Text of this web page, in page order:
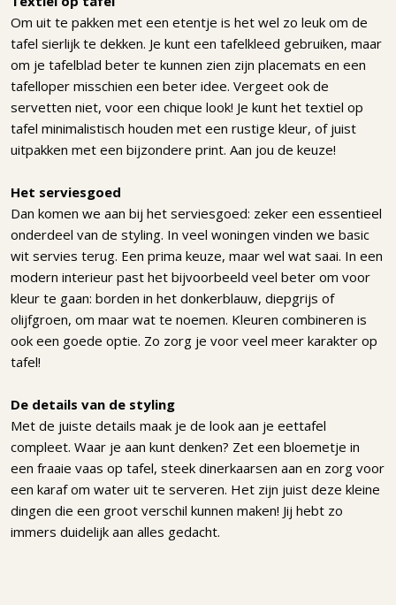
Om uit te pakken met een etentje is het wel zo leuk om de
tafel sierlijk te dekken. Je kunt een tafelkleed gebruiken, maar
om je tafelblad beter te kunnen zien zijn placemats en een
tafelloper misschien een beter idee. Vergeet ook de
servetten niet, voor een chique look! Je kunt het textiel op
tafel minimalistisch houden met een rustige kleur, of juist
uitpakken met een bijzondere print. Aan jou de keuze!
Het serviesgoed
Dan komen we aan bij het serviesgoed: zeker een essentieel
onderdeel van de styling. In veel woningen vinden we basic
wit servies terug. Een prima keuze, maar wel wat saai. In een
modern interieur past het bijvoorbeeld veel beter om voor
kleur te gaan: borden in het donkerblauw, diepgrijs of
olijfgroen, om maar wat te noemen. Kleuren combineren is
ook een goede optie. Zo zorg je voor veel meer karakter op
tafel!
De details van de styling
Met de juiste details maak je de look aan je eettafel
compleet. Waar je aan kunt denken? Zet een bloemetje in
een fraaie vaas op tafel, steek dinerkaarsen aan en zorg voor
een karaf om water uit te serveren. Het zijn juist deze kleine
dingen die een groot verschil kunnen maken! Jij hebt zo
immers duidelijk aan alles gedacht.